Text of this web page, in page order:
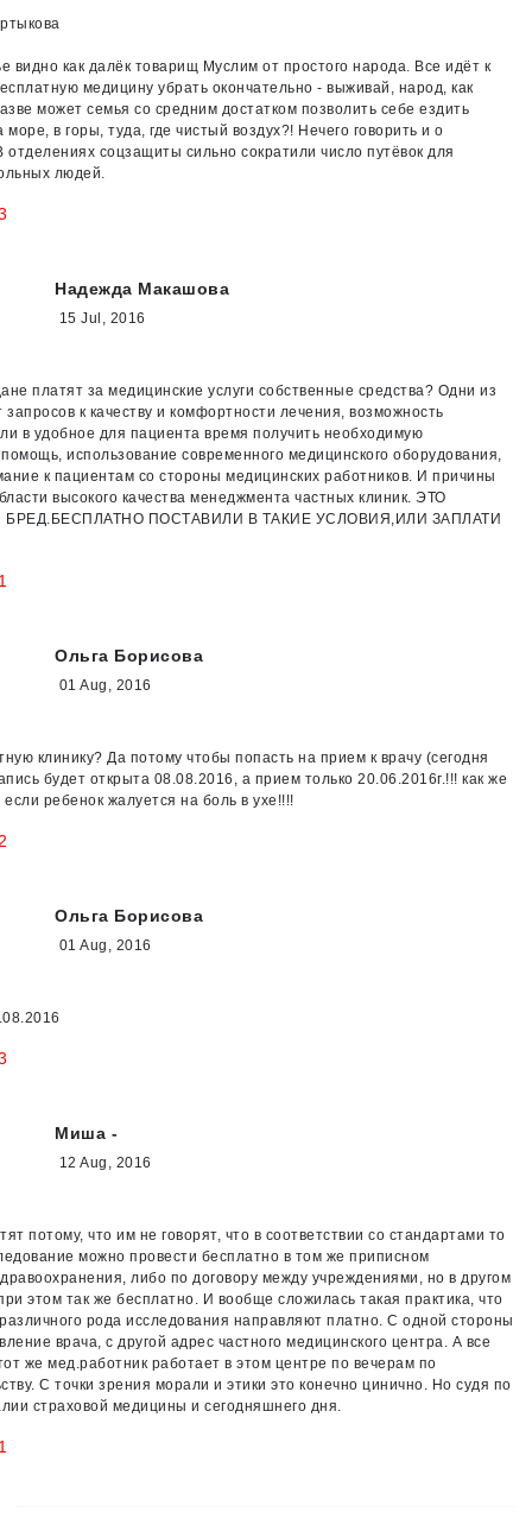
видно как далёк товарищ Муслим от простого народа. Все идёт к
медицину убрать окончательно - выживай, народ, как
может семья со средним достатком позволить себе ездить
море, в горы, туда, где чистый воздух?! Нечего говорить и о
отделениях соцзащиты сильно сократили число путёвок для
людей.
Надежда Макашова
15 Jul, 2016
платят за медицинские услуги собственные средства? Одни из
запросов к качеству и комфортности лечения, возможность
в удобное для пациента время получить необходимую
использование современного медицинского оборудования,
к пациентам со стороны медицинских работников. И причины
высокого качества менеджмента частных клиник. ЭТО
ПОСТАВИЛИ В ТАКИЕ УСЛОВИЯ,ИЛИ ЗАПЛАТИ
Ольга Борисова
01 Aug, 2016
клинику? Да потому чтобы попасть на прием к врачу (сегодня
будет открыта 08.08.2016, а прием только 20.06.2016г.!!! как же
ребенок жалуется на боль в ухе!!!!
Ольга Борисова
01 Aug, 2016
Миша -
12 Aug, 2016
потому, что им не говорят, что в соответствии со стандартами то
можно провести бесплатно в том же приписном
либо по договору между учреждениями, но в другом
этом так же бесплатно. И вообще сложилась такая практика, что
рода исследования направляют платно. С одной стороны
врача, с другой адрес частного медицинского центра. А все
же мед.работник работает в этом центре по вечерам по
С точки зрения морали и этики это конечно цинично. Но судя по
страховой медицины и сегодняшнего дня.